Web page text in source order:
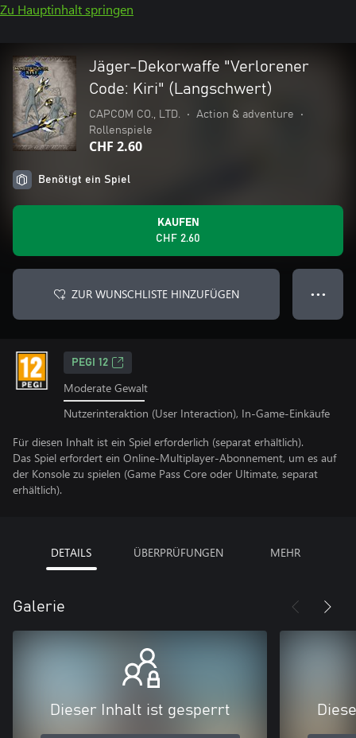
Zu Hauptinhalt springen
Jäger-Dekorwaffe "Verlorener
Code: Kiri" (Langschwert)
CAPCOM CO., LTD. • Action & adventure
•
Rollenspiele
CHF 2.60
Benötigt ein Spiel
KAUFEN
CHF 2.60
ZUR WUNSCHLISTE HINZUFÜGEN ● ● ●
PEGI 12
Moderate Gewalt
Nutzerinteraktion (User Interaction), In-Game-Einkäufe
Für diesen Inhalt ist ein Spiel erforderlich (separat erhältlich).
Das Spiel erfordert ein Online-Multiplayer-Abonnement, um es auf
der Konsole zu spielen (Game Pass Core oder Ultimate, separat
erhältlich).
DETAILS ÜBERPRÜFUNGEN MEHR
Galerie
Dieser Inhalt ist gesperrt